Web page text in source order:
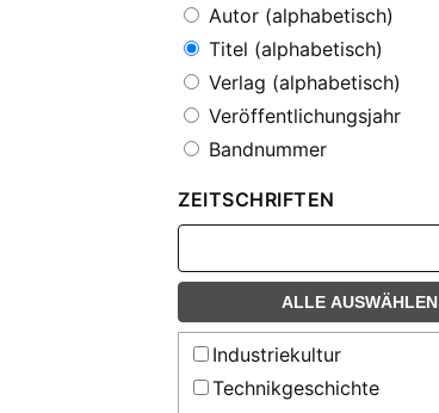
Autor (alphabetisch)
Titel (alphabetisch)
Verlag (alphabetisch)
Veröffentlichungsjahr
Bandnummer
ZEITSCHRIFTEN
ALLE AUSWÄHLEN
Industriekultur
Technikgeschichte